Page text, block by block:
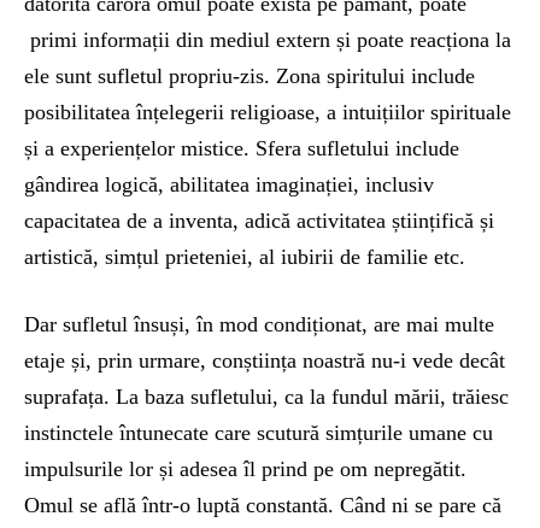
primi informații din mediul extern și poate reacționa la
ele sunt sufletul propriu-zis. Zona spiritului include
posibilitatea înțelegerii religioase, a intuițiilor spirituale
și a experiențelor mistice. Sfera sufletului include
gândirea logică, abilitatea imaginației, inclusiv
capacitatea de a inventa, adică activitatea științifică și
artistică, simțul prieteniei, al iubirii de familie etc.
Dar sufletul însuși, în mod condiționat, are mai multe
etaje și, prin urmare, conștiința noastră nu-i vede decât
suprafața. La baza sufletului, ca la fundul mării, trăiesc
instinctele întunecate care scutură simțurile umane cu
impulsurile lor și adesea îl prind pe om nepregătit.
Omul se află într-o luptă constantă. Când ni se pare că